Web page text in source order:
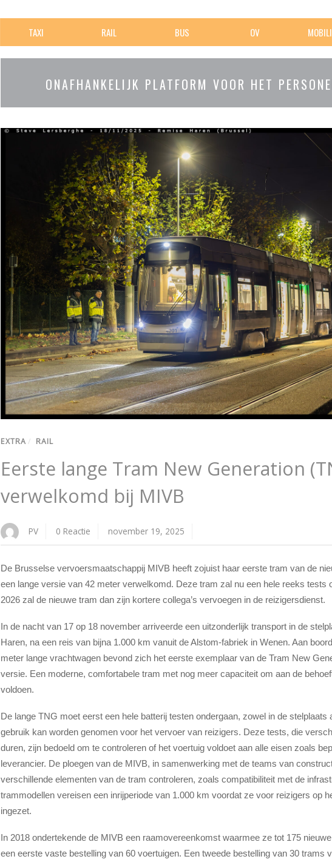
TAXI RAIL BUS OV
ONAFHANKELIJK PLATFORM VOOR HET
EXTRA / RAIL
Eerste lange Tram New Generation
verwelkomd bij MIVB
PV 0 Reactie november 19, 2025
De Brusselse vervoersmaatschappij MIVB heeft zojuist haar eerste tram van de
een lange versie van 42 meter verwelkomd. Deze tram zal nu een hele reeks tests
2026 zal de nieuwe tram dan zijn kortere collega’s vervoegen in de reizigersdienst.
In de nacht van 17 op 18 november arriveerde een uitzonderlijk transport in de
Haren, na een reis van bijna 1.000 km vanuit de Alstom-fabriek in Wenen. Aan
meter lange vrachtwagen bevond zich het eerste exemplaar van de Tram New
versie. Een moderne, comfortabele tram met nog meer capaciteit om aan de
voldoen.
De lange TNG moet eerst een hele batterij testen ondergaan, zowel in de stelplaats
gebruik kan worden genomen voor het vervoer van reizigers. Deze tests, die
duren, zijn bedoeld om te controleren of het voertuig voldoet aan alle eisen zoals
leverancier. De ploegen van de MIVB, in samenwerking met de teams van
verschillende elementen van de tram controleren, zoals compatibiliteit met de
trammodellen vereisen een inrijperiode van 1.000 km voordat ze voor reizigers op
ingezet.
In 2018 ondertekende de MIVB een raamovereenkomst waarmee ze tot 175
een eerste vaste bestelling van 60 voertuigen. Een tweede bestelling van 30 trams